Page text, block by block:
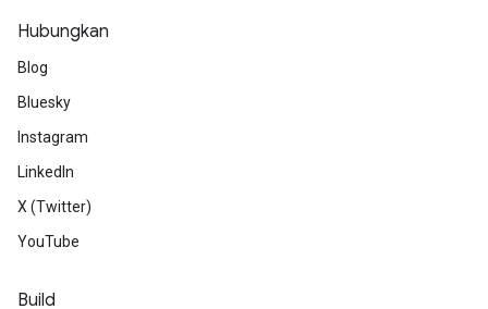
Hubungkan
Blog
Bluesky
Instagram
LinkedIn
X (Twitter)
YouTube
Build